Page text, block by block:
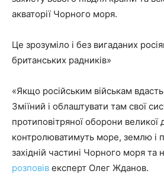
акваторії Чорного моря.
Це зрозуміло і без вигаданих
британських радників»
«Якщо російським військам
Зміїний і облаштувати там свої
протиповітряної оборони великої
контролюватимуть море, землю і
західній частині Чорного моря та
розповів експерт Олег Жданов.